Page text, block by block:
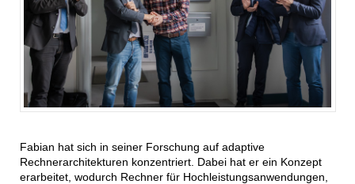
Fabian hat sich in seiner Forschung auf adaptive
Rechnerarchitekturen konzentriert. Dabei hat er ein Konzept
erarbeitet, wodurch Rechner für Hochleistungsanwendungen,